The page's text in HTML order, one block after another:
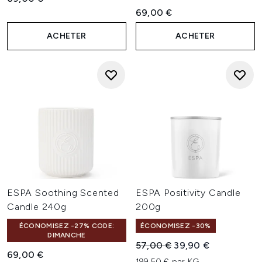
ACHETER
69,00 €
ACHETER
ESPA Soothing Scented
Candle 240g
ÉCONOMISEZ -27% CODE:
DIMANCHE
69,00 €
ESPA Positivity Candle
200g
ÉCONOMISEZ -30%
Prix de vente :
57,00 € Prix ​​actuel :
39,90 €